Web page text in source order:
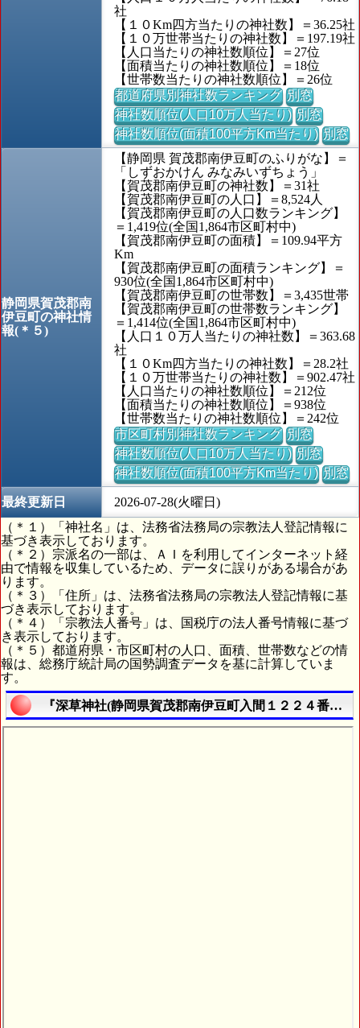
社
【１０Km四方当たりの神社数】＝36.25社
【１０万世帯当たりの神社数】＝197.19社
【人口当たりの神社数順位】＝27位
【面積当たりの神社数順位】＝18位
【世帯数当たりの神社数順位】＝26位
都道府県別神社数ランキング 別窓
神社数順位(人口10万人当たり) 別窓
神社数順位(面積100平方Km当たり) 別窓
静岡県賀茂郡南
伊豆町の神社情
報(＊５)
【静岡県 賀茂郡南伊豆町のふりがな】＝
「しずおかけん みなみいずちょう」
【賀茂郡南伊豆町の神社数】＝31社
【賀茂郡南伊豆町の人口】＝8,524人
【賀茂郡南伊豆町の人口数ランキング】
＝1,419位(全国1,864市区町村中)
【賀茂郡南伊豆町の面積】＝109.94平方
Km
【賀茂郡南伊豆町の面積ランキング】＝
930位(全国1,864市区町村中)
【賀茂郡南伊豆町の世帯数】＝3,435世帯
【賀茂郡南伊豆町の世帯数ランキング】
＝1,414位(全国1,864市区町村中)
【人口１０万人当たりの神社数】＝363.68
社
【１０Km四方当たりの神社数】＝28.2社
【１０万世帯当たりの神社数】＝902.47社
【人口当たりの神社数順位】＝212位
【面積当たりの神社数順位】＝938位
【世帯数当たりの神社数順位】＝242位
市区町村別神社数ランキング 別窓
神社数順位(人口10万人当たり) 別窓
神社数順位(面積100平方Km当たり) 別窓
最終更新日
2026-07-28(火曜日)
（＊１）「神社名」は、法務省法務局の宗教法人登記情報に
基づき表示しております。
（＊２）宗派名の一部は、ＡＩを利用してインターネット経
由で情報を収集しているため、データに誤りがある場合があ
ります。
（＊３）「住所」は、法務省法務局の宗教法人登記情報に基
づき表示しております。
（＊４）「宗教法人番号」は、国税庁の法人番号情報に基づ
き表示しております。
（＊５）都道府県・市区町村の人口、面積、世帯数などの情
報は、総務庁統計局の国勢調査データを基に計算していま
す。
『深草神社(静岡県賀茂郡南伊豆町入間１２２４番地)